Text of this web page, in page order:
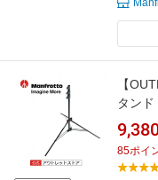
【
タン
アク
ロボ
85ポイ